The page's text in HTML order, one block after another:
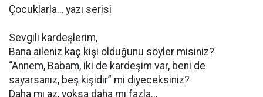
Çocuklarla… yazı serisi
Sevgili kardeşlerim,
Bana aileniz kaç kişi olduğunu söyler misiniz?
“Annem, Babam, iki de kardeşim var, beni de
sayarsanız, beş kişidir” mi diyeceksiniz?
Daha mı az, yoksa daha mı fazla…